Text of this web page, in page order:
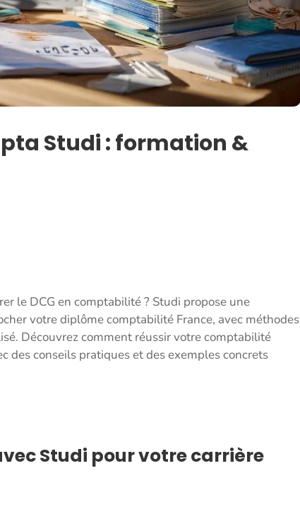
Studi : formation &
le DCG en comptabilité ? Studi propose une
votre diplôme comptabilité France, avec méthodes
Découvrez comment réussir votre comptabilité
des conseils pratiques et des exemples concrets
Studi pour votre carrière